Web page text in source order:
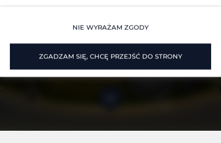
NIE WYRAŻAM ZGODY
ZGADZAM SIĘ, CHCĘ PRZEJŚĆ DO STRONY